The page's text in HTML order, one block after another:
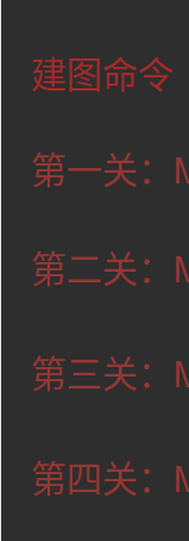
建图命令
第一关：
第二关：
第三关：
第四关：